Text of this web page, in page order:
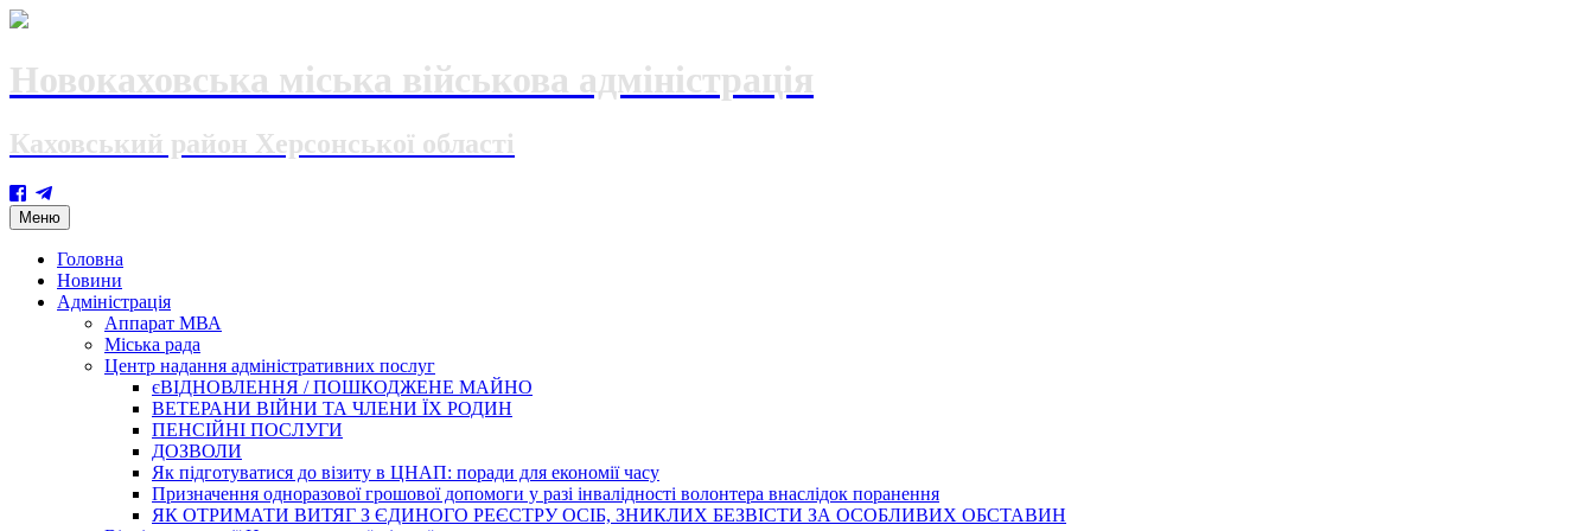
Новокаховська міська військова адміністрація
Каховський район Херсонської області
Меню Skip
to
content
Головна
Новини
Адміністрація
Аппарат МВА
Міська рада
Центр надання адміністративних послуг
єВІДНОВЛЕННЯ / ПОШКОДЖЕНЕ МАЙНО
ВЕТЕРАНИ ВІЙНИ ТА ЧЛЕНИ ЇХ РОДИН
ПЕНСІЙНІ ПОСЛУГИ
ДОЗВОЛИ
Як підготуватися до візиту в ЦНАП: поради для економії часу
Призначення одноразової грошової допомоги у разі інвалідності волонтера внаслідок поранення
ЯК ОТРИМАТИ ВИТЯГ З ЄДИНОГО РЕЄСТРУ ОСІБ, ЗНИКЛИХ БЕЗВІСТИ ЗА ОСОБЛИВИХ ОБСТАВИН